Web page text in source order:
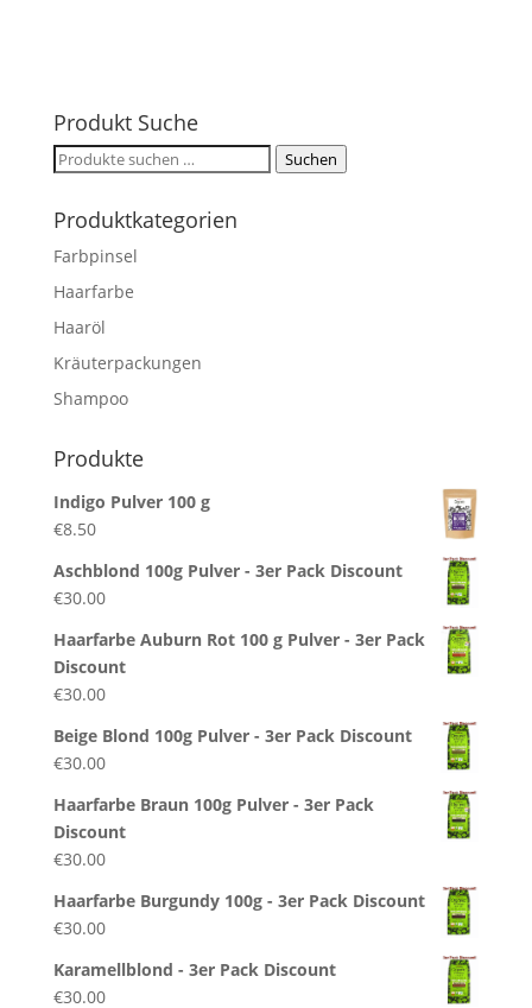
Produkt Suche
Suchen
Suchen
Produktkategorien
Farbpinsel
Haarfarbe
Haaröl
Kräuterpackungen
Shampoo
Produkte
Indigo Pulver 100 g
€8.50
Aschblond 100g Pulver - 3er Pack Discount
€30.00
Haarfarbe Auburn Rot 100 g Pulver - 3er Pack
Discount
€30.00
Beige Blond 100g Pulver - 3er Pack Discount
€30.00
Haarfarbe Braun 100g Pulver - 3er Pack
Discount
€30.00
Haarfarbe Burgundy 100g - 3er Pack Discount
€30.00
Karamellblond - 3er Pack Discount
€30.00